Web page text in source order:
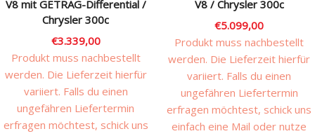
V8 mit GETRAG-Differential /
Chrysler 300c
€3.339,00
Produkt muss nachbestellt
werden. Die Lieferzeit hierfür
variiert. Falls du einen
ungefähren Liefertermin
erfragen möchtest, schick uns
V8 / Chrysler 300c
€5.099,00
Produkt muss nachbestellt
werden. Die Lieferzeit hierfür
variiert. Falls du einen
ungefähren Liefertermin
erfragen möchtest, schick uns
einfach eine Mail oder nutze